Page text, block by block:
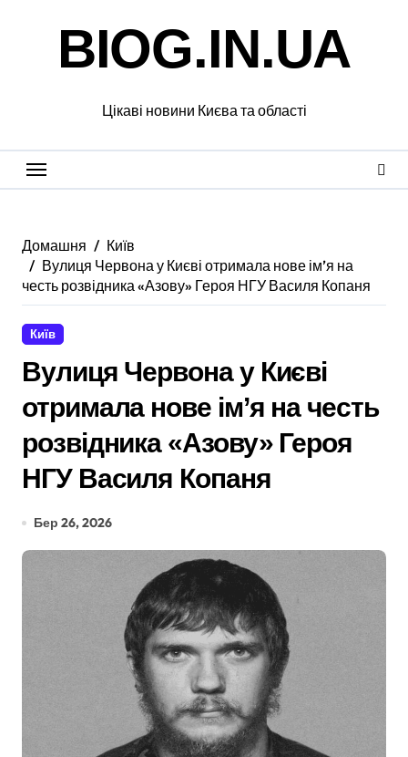
BIOG.IN.UA
Цікаві новини Києва та області
Домашня
Київ
Вулиця Червона у Києві отримала нове ім’я на
честь розвідника «Азову» Героя НГУ Василя Копаня
Київ
Вулиця Червона у Києві
отримала нове ім’я на честь
розвідника «Азову» Героя
НГУ Василя Копаня
Бер 26, 2026